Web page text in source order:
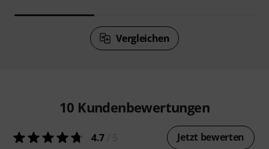
Vergleichen
10 Kundenbewertungen
4.7 Jetzt bewerten